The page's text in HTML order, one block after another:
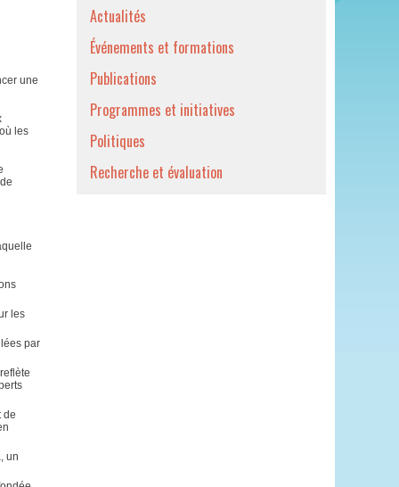
une
les
les
par
de
un
Actualités
Événements et formations
Publications
Programmes et initiatives
Politiques
Recherche et évaluation